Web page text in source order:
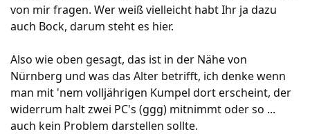
von mir fragen. Wer weiß vielleicht habt Ihr ja dazu
auch Bock, darum steht es hier.
Also wie oben gesagt, das ist in der Nähe von
Nürnberg und was das Alter betrifft, ich denke wenn
man mit 'nem volljährigen Kumpel dort erscheint, der
widerrum halt zwei PC's (ggg) mitnimmt oder so ...
auch kein Problem darstellen sollte.